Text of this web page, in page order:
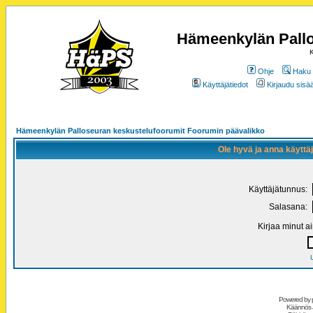
Hämeenkylän
Ohje
Haku
Käyttäjätiedot
Kirjaudu
Hämeenkylän Palloseuran keskustelufoorumit Foorumin päävalikko
Ole hyvä ja anna
Käyttäjätunnus:
Salasana:
Kirjaa minut
Powered by
Käännös